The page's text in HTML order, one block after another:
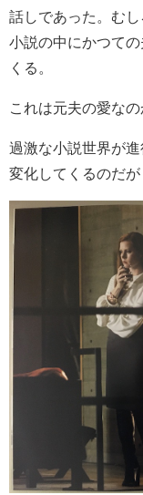
話しであった。む
小説の中にかつて
くる。
これは元夫の愛な
過激な小説世界が
変化してくるのだが